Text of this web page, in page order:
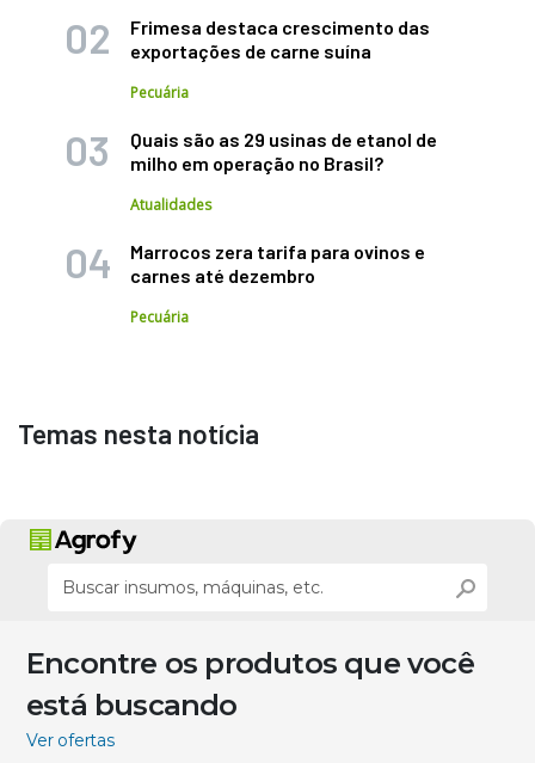
Frimesa destaca crescimento das
exportações de carne suína
Pecuária
Quais são as 29 usinas de etanol de
milho em operação no Brasil?
Atualidades
Marrocos zera tarifa para ovinos e
carnes até dezembro
Pecuária
Temas nesta notícia
Encontre os produtos que você
está buscando
Ver ofertas